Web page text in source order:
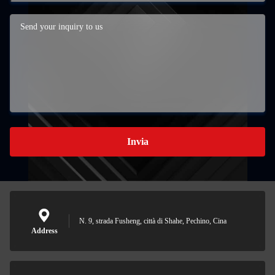
Invia
Address
N. 9, strada Fusheng, città di Shahe, Pechino, Cina